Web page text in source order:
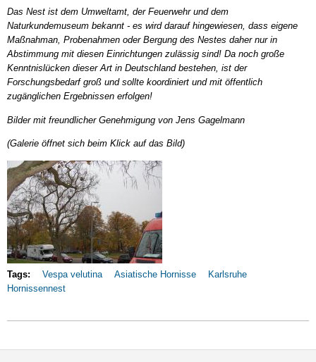
Das Nest ist dem Umweltamt, der Feuerwehr und dem
Naturkundemuseum bekannt - es wird darauf hingewiesen, dass eigene
Maßnahman, Probenahmen oder Bergung des Nestes daher nur in
Abstimmung mit diesen Einrichtungen zulässig sind! Da noch große
Kenntnislücken dieser Art in Deutschland bestehen, ist der
Forschungsbedarf groß und sollte koordiniert und mit öffentlich
zugänglichen Ergebnissen erfolgen!
Bilder mit freundlicher Genehmigung von Jens Gagelmann
(Galerie öffnet sich beim Klick auf das Bild)
Tags: Vespa velutina Asiatische Hornisse
Karlsruhe
Hornissennest